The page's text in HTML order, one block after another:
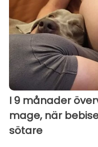
I 9 månader
mage, när
sötare